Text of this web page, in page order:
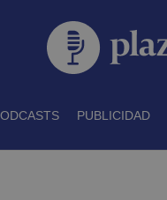
PUBLICIDAD